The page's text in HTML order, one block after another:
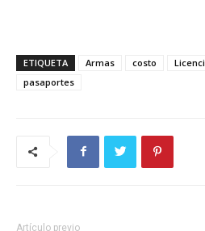
ETIQUETA Armas costo
pasaportes
Artículo previo